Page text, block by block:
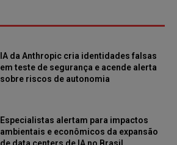
IA da Anthropic cria identidades falsas
em teste de segurança e acende alerta
sobre riscos de autonomia
Especialistas alertam para impactos
ambientais e econômicos da expansão